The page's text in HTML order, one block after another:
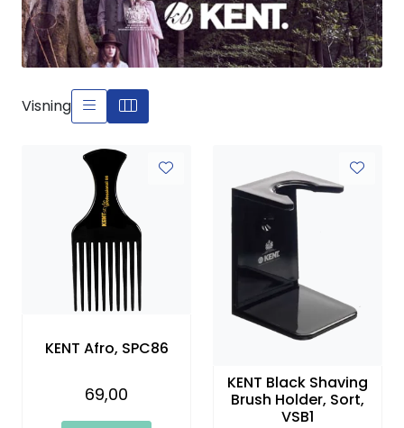
Visning
KENT Afro, SPC86
69,00
KENT Black Shaving
Brush Holder, Sort,
VSB1